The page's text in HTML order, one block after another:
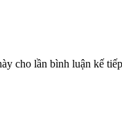
cho lần bình luận kế